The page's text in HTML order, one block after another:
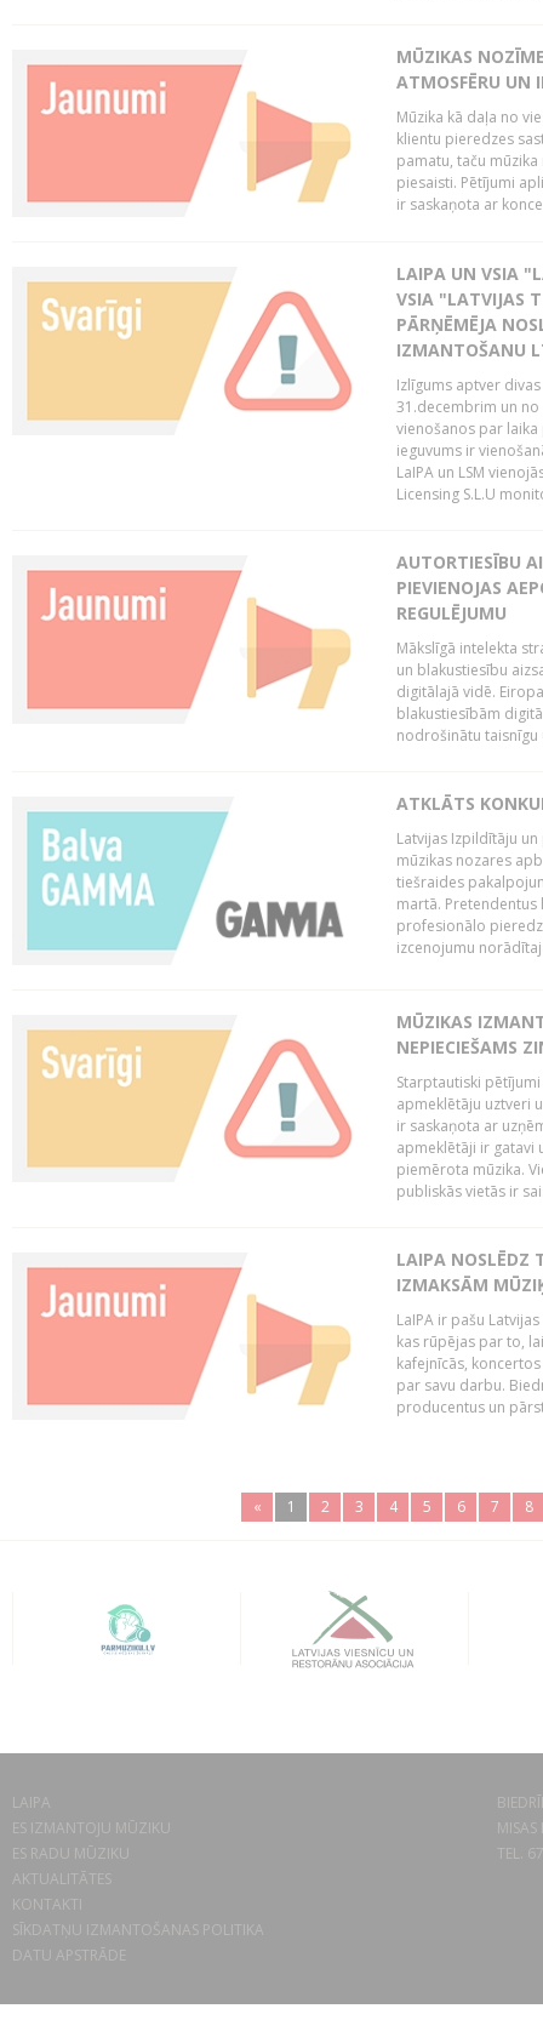
MŪZIKAS
ATMOSFĒRU UN
Mūzika kā daļa no
klientu pieredzes
pamatu, taču
piesaisti. Pētījumi
ir saskaņota ar
LAIPA UN VSIA
VSIA "LATVIJAS
PĀRŅĒMĒJA
IZMANTOŠANU
Izlīgums aptver
31.decembrim un no
vienošanos par
ieguvums ir
LaIPA un LSM
Licensing S.L.U
AUTORTIESĪBU
PIEVIENOJAS
REGULĒJUMU
Mākslīgā intelekta
un blakustiesību
digitālajā vidē.
blakustiesībām
nodrošinātu taisnīgu
ATKLĀTS
Latvijas Izpildītāju
mūzikas nozares
tiešraides
martā. Pretendentus
profesionālo
izcenojumu
MŪZIKAS
NEPIECIEŠAMS
Starptautiski
apmeklētāju uztveri
ir saskaņota ar
apmeklētāji ir gatavi
piemērota mūzika.
publiskās vietās ir
LAIPA NOSLĒDZ
IZMAKSĀM
LaIPA ir pašu
kas rūpējas par to,
kafejnīcās,
par savu darbu.
producentus un
« 1 2 3 4 5 6 7 8
LAIPA
ES IZMANTOJU MŪZIKU
ES RADU MŪZIKU
AKTUALITĀTES
KONTAKTI
SĪKDATŅU IZMANTOŠANAS POLITIKA
DATU APSTRĀDE
TEL.